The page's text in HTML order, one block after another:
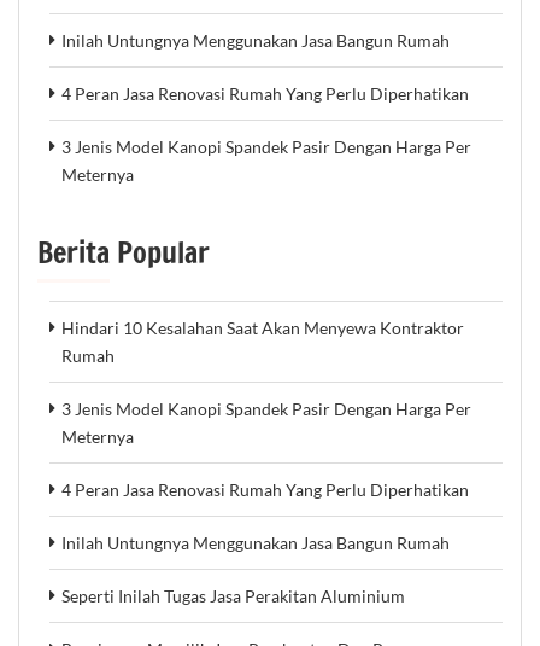
Inilah Untungnya Menggunakan Jasa Bangun Rumah
4 Peran Jasa Renovasi Rumah Yang Perlu Diperhatikan
3 Jenis Model Kanopi Spandek Pasir Dengan Harga Per
Meternya
Berita Popular
Hindari 10 Kesalahan Saat Akan Menyewa Kontraktor
Rumah
3 Jenis Model Kanopi Spandek Pasir Dengan Harga Per
Meternya
4 Peran Jasa Renovasi Rumah Yang Perlu Diperhatikan
Inilah Untungnya Menggunakan Jasa Bangun Rumah
Seperti Inilah Tugas Jasa Perakitan Aluminium